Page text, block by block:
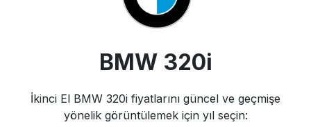
BMW 320i
İkinci El BMW 320i fiyatlarını güncel ve geçmişe
yönelik görüntülemek için yıl seçin: